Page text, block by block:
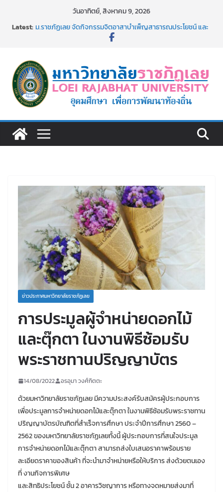
วันอาทิตย์, สิงหาคม 9, 2026
Latest:ม.ราชภัฏเลย จัดกิจกรรมจิตอาสาบำเพ็ญสาธารณประโยชน์ และ
เงินรายได้
ม.ราชภัฏเลย จัดมหกรรมวิชาการ เปิดบ้าน LRU ครั้งที่ 4 เปิดให้
นักเรียนมัธยมปลายค้นหาสาขาวิชาในฝัน สู่อนาคตที่ใช่
อธิการบดี มรภ.เลย ร่วมประชุมชี้แจงกับคณะอนุกรรมาธิการ
ประจำปีงบประมาณ พ.ศ. 2570
๑,๙๗๒ ชุด โดยวิธีเฉพาะเจาะจง
ข่าวประกาศมหาวิทยาลัยราชภัฏเลย
การประมูลผู้จำหน่ายดอกไม้
และตุ๊กตา ในงานพิธีซ้อมรับ
พระราชทานปริญญาบัตร
14/08/2022 อรอุมา วงศ์กิตตะ
ด้วยมหาวิทยาลัยราชภัฏเลย มีความประสงค์รับสมัครผู้ประกอบการ
เพื่อประมูลการจำหน่ายดอกไม้และตุ๊กตา ในงานพิธีซ้อมรับพระราชทาน
ปริญญาบัตรบัณฑิตที่สำเร็จการศึกษา ประจำปีการศึกษา 2560 –
2562 ของมหาวิทยาลัยราชภัฏเลยทั้งนี้ ผู้ประกอบการที่สนใจประมูล
การจำหน่ายดอกไม้และตุ๊กตา สามารถส่งใบเสนอราคาพร้อมราย
ละเอียดราคาของสินค้า ที่จะนำมาจำหน่ายหรือให้บริการ ส่งด้วยตนเอง
ที่ งานกิจการพิเศษ
และสิทธิประโยชน์ ชั้น 2 อาคารวิชญาการ หรือทางจดหมายส่งมาที่